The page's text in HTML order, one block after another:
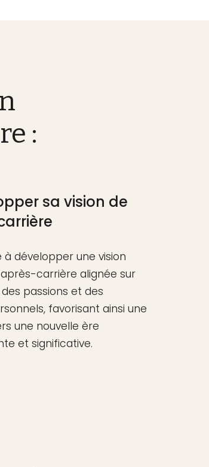
:
sa vision de
à développer une vision
carrière alignée sur
passions et des
favorisant ainsi une
une nouvelle ère
et significative.